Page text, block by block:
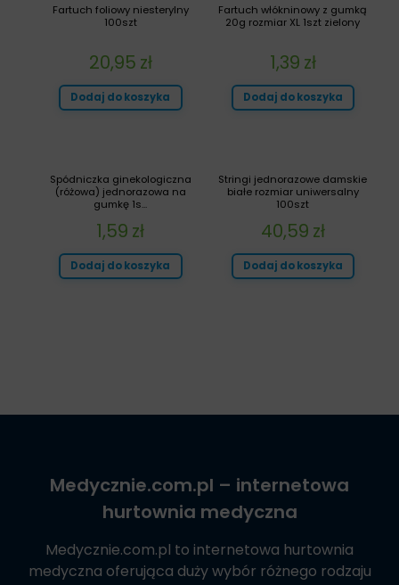
Fartuch włókninowy z gumką
20g rozmiar XL 1szt zielony
1,39 zł
Dodaj do koszyka
Fartuch foliowy niesterylny
100szt
20,95 zł
Dodaj do koszyka
Stringi jednorazowe damskie
białe rozmiar uniwersalny
100szt
40,59 zł
Dodaj do koszyka
Spódniczka ginekologiczna
(różowa) jednorazowa na
gumkę 1s...
1,59 zł
Dodaj do koszyka
Medycznie.com.pl – internetowa
hurtownia medyczna
Medycznie.com.pl to internetowa hurtownia
medyczna oferująca duży wybór różnego rodzaju